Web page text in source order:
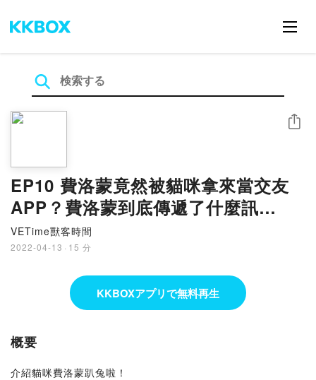
EP10 費洛蒙竟然被貓咪拿來當交友
APP？費洛蒙到底傳遞了什麼訊
息？！
VETime獸客時間
2022-04-13 · 15 分
シェア
KKBOXアプリで無料再生
概要
介紹貓咪費洛蒙趴兔啦！